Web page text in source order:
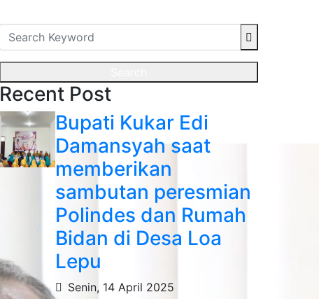
Recent Post
Bupati Kukar Edi
Damansyah saat
memberikan
sambutan peresmian
Polindes dan Rumah
Bidan di Desa Loa
Lepu
Senin, 14 April 2025